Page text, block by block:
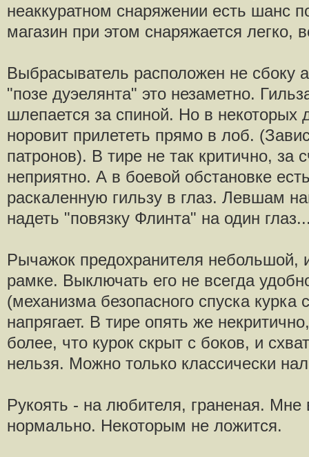
неаккуратном снаряжении есть шанс
магазин при этом снаряжается легко,
Выбрасыватель расположен не сбоку
"позе дуэелянта" это незаметно.
шлепается за спиной. Но в некоторых
норовит прилететь прямо в лоб.
патронов). В тире не так критично, за
неприятно. А в боевой обстановке
раскаленную гильзу в глаз. Левшам
надеть "повязку Флинта" на один
Рычажок предохранителя небольшой,
рамке. Выключать его не всегда
(механизма безопасного спуска курка
напрягает. В тире опять же
более, что курок скрыт с боков, и
нельзя. Можно только классически
Рукоять - на любителя, граненая. Мне
нормально. Некоторым не ложится.